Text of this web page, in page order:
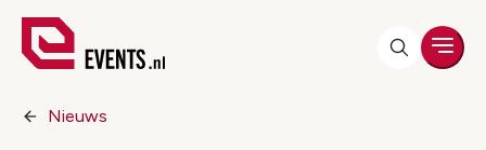
Nieuws